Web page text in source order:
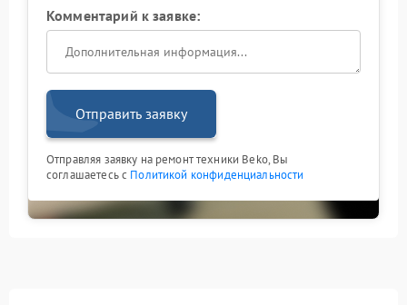
Комментарий к заявке:
Отправить заявку
Отправляя заявку на ремонт техники Beko, Вы
соглашаетесь с Политикой конфиденциальности